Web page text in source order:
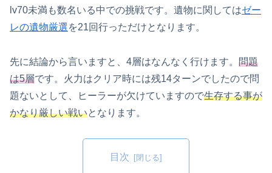
lv70未満も数名いる中での挑戦です。遺物に関してはゼー
レの遺物厳選を21回行っただけとなります。
先に結論から言いますと、4層はなんなく行けます。 問題
は5層です。火力はクリア時には残14ターンでしたので問
題ないとして、ヒーラーが欠けていますので生存する事が
かなり厳しい戦いとなります。
目次